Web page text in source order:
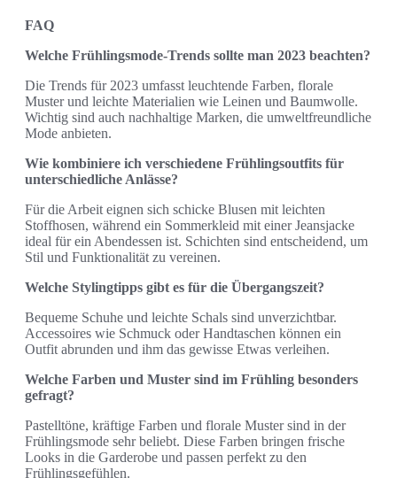
FAQ
Welche Frühlingsmode-Trends sollte man 2023 beachten?
Die Trends für 2023 umfasst leuchtende Farben, florale
Muster und leichte Materialien wie Leinen und Baumwolle.
Wichtig sind auch nachhaltige Marken, die umweltfreundliche
Mode anbieten.
Wie kombiniere ich verschiedene Frühlingsoutfits für
unterschiedliche Anlässe?
Für die Arbeit eignen sich schicke Blusen mit leichten
Stoffhosen, während ein Sommerkleid mit einer Jeansjacke
ideal für ein Abendessen ist. Schichten sind entscheidend, um
Stil und Funktionalität zu vereinen.
Welche Stylingtipps gibt es für die Übergangszeit?
Bequeme Schuhe und leichte Schals sind unverzichtbar.
Accessoires wie Schmuck oder Handtaschen können ein
Outfit abrunden und ihm das gewisse Etwas verleihen.
Welche Farben und Muster sind im Frühling besonders
gefragt?
Pastelltöne, kräftige Farben und florale Muster sind in der
Frühlingsmode sehr beliebt. Diese Farben bringen frische
Looks in die Garderobe und passen perfekt zu den
Frühlingsgefühlen.